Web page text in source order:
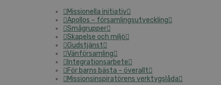
Missionella initiativ
Apollos – församlingsutveckling
Smågrupper
Skapelse och miljö
Gudstjänst
Vänförsamling
Integrationsarbete
För barns bästa – överallt
Missionsinspiratörens verktygslåda